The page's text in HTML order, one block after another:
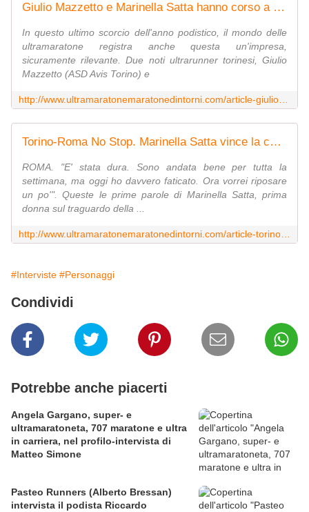
Giulio Mazzetto e Marinella Satta hanno corso a Torino una 12 ore su tapis roulant - Ultramaratone, maratone e dintorni
In questo ultimo scorcio dell'anno podistico, il mondo delle
ultramaratone registra anche questa un'impresa,
sicuramente rilevante. Due noti ultrarunner torinesi, Giulio
Mazzetto (ASD Avis Torino) e
Torino-Roma No Stop. Marinella Satta vince la corsa rosa in 171 ore - Ultramaratone, maratone e dintorni
ROMA. "E' stata dura. Sono andata bene per tutta la
settimana, ma oggi ho davvero faticato. Ora vorrei riposare
un po'". Queste le prime parole di Marinella Satta, prima
donna sul traguardo della ...
#Interviste #Personaggi
Condividi
Potrebbe anche piacerti
Angela Gargano, super- e
ultramaratoneta, 707 maratone e ultra
in carriera, nel profilo-intervista di
Matteo Simone
Pasteo Runners (Alberto Bressan)
intervista il podista Riccardo